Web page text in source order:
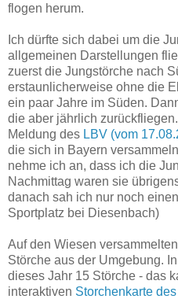
flogen herum.
Ich dürfte sich dabei um die
allgemeinen Darstellungen
zuerst die Jungstörche nach
erstaunlicherweise ohne die
ein paar Jahre im Süden.
die aber jährlich
Meldung des LBV (vom
die sich in Bayern
nehme ich an, dass ich die
Nachmittag waren sie
danach sah ich nur noch
Sportplatz bei Diesenbach)
Auf den Wiesen
Störche aus der Umgebung.
dieses Jahr 15 Störche - das
interaktiven Storchenkarte